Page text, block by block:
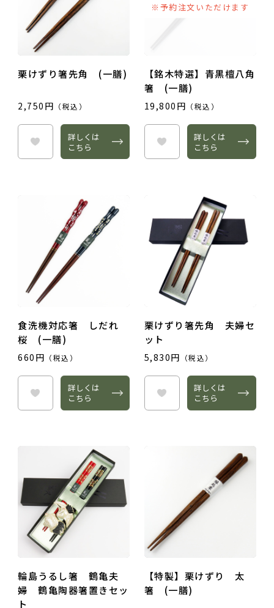
栗けずり箸先角 (一膳)
2,750円 （税込）
詳しくは
こちら
※予約注文いただけます
【銘木特選】青黒檀八角
箸 (一膳)
19,800円 （税込）
詳しくは
こちら
食洗機対応箸 しだれ
桜 (一膳)
660円 （税込）
詳しくは
こちら
栗けずり箸先角 夫婦セ
ット
5,830円 （税込）
詳しくは
こちら
輪島うるし箸 鶴亀夫
婦 鶴亀陶器箸置きセッ
ト
【特製】栗けずり 太
箸 (一膳)